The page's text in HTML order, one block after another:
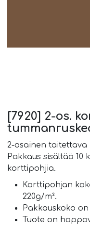
[7920] 2-os.
2-osainen
Pakkaus sisältää 10
korttipohjia.
Korttipohjan
220g/m².
Pakkauskoko on
Tuote on